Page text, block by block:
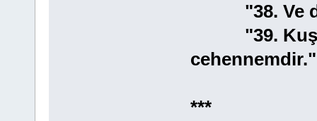
"38. Ve
"39.
cehennemdir."
***